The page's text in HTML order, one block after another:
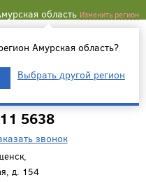
область Изменить регион
Амурская область?
Выбрать другой регион
связи
5638
звонок
д. 154